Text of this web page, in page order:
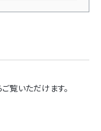
覧いただけます。